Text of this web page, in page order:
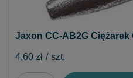
Jaxon CC-AB2G Ciężarek
4,60 zł / szt.